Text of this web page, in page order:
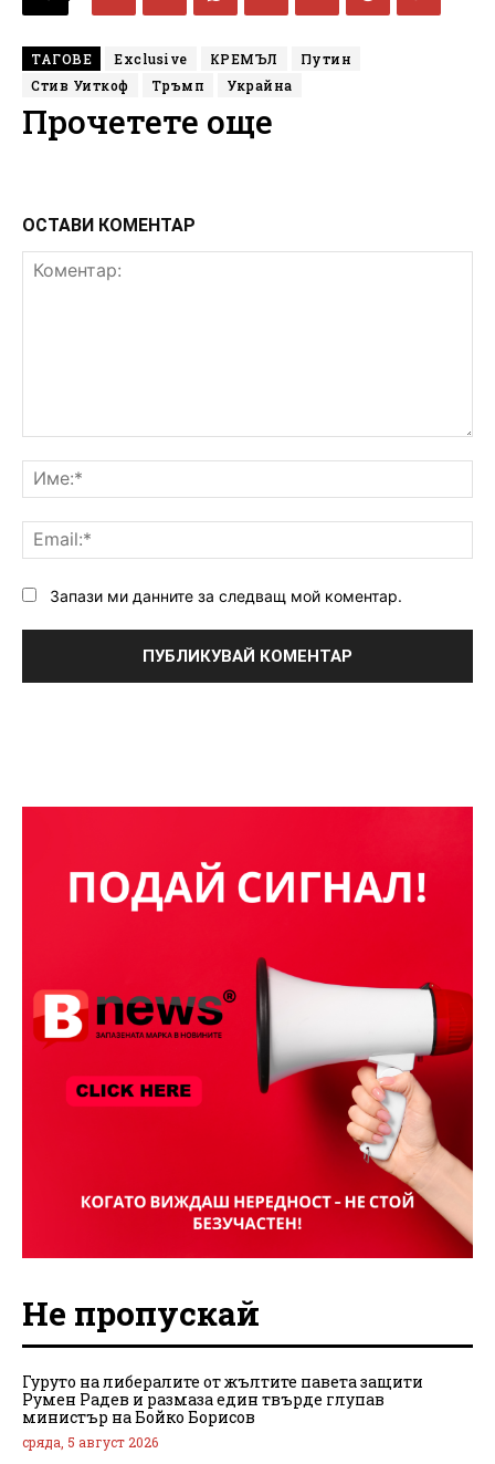
ТАГОВЕ Exclusive КРЕМЪЛ
Путин
Стив Уиткоф
Тръмп Украйна
Прочетете още
ОСТАВИ КОМЕНТАР
Запази ми данните за следващ мой коментар.
Не пропускай
Гуруто на либералите от жълтите павета защити
Румен Радев и размаза един твърде глупав
министър на Бойко Борисов
сряда, 5 август 2026